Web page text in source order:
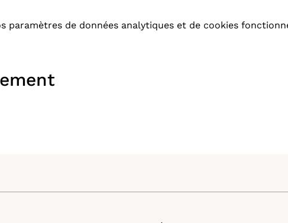
paramètres de données analytiques et de cookies